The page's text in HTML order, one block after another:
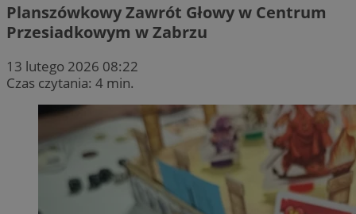
Planszówkowy Zawrót Głowy w Centrum
Przesiadkowym w Zabrzu
13 lutego 2026 08:22
Czas czytania: 4 min.